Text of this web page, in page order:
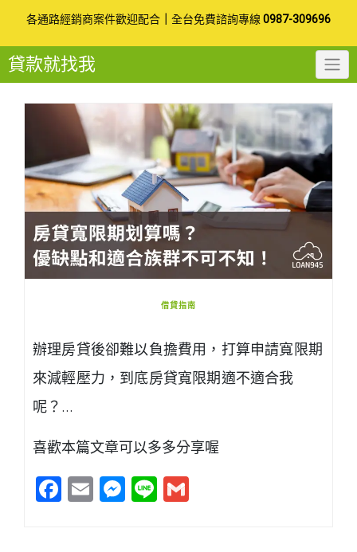
to
content
各通路經銷商案件歡迎配合 全台免費諮詢專線 0987-309696
貸款就找我
借貸指南
辦理房貸後卻難以負擔費用，打算申請寬限期
來減輕壓力，到底房貸寬限期適不適合我
呢？…
喜歡本篇文章可以多多分享喔
Facebook
EmailMessenger
Line